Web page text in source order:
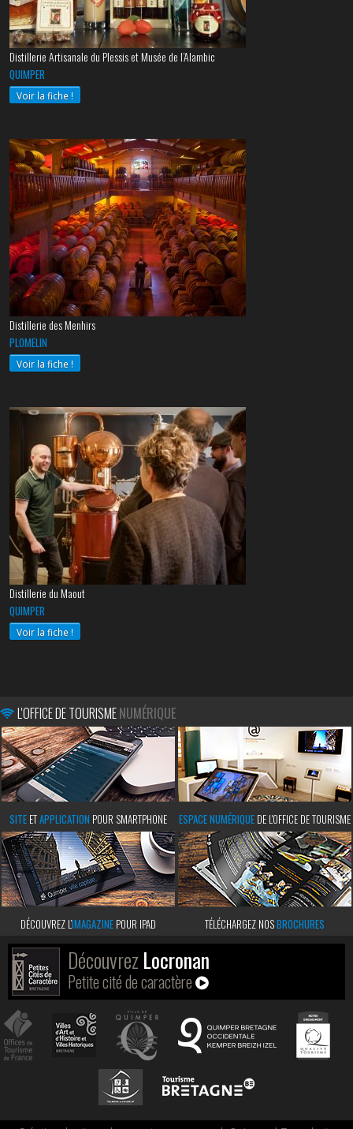
Distillerie Artisanale du Plessis et Musée de l’Alambic
QUIMPER
Voir la fiche !
Distillerie des Menhirs
PLOMELIN
Voir la fiche !
Distillerie du Maout
QUIMPER
Voir la fiche !
L'OFFICE DE TOURISMENUMÉRIQUE
SITE ETAPPLICATION POUR SMARTPHONE ESPACE NUMÉRIQUE DE L'OFFICE DE TOURISME
DÉCOUVREZ L’IMAGAZINE POUR IPAD TÉLÉCHARGEZ NOSBROCHURES
Découvrez Locronan
Petite cité de caractère